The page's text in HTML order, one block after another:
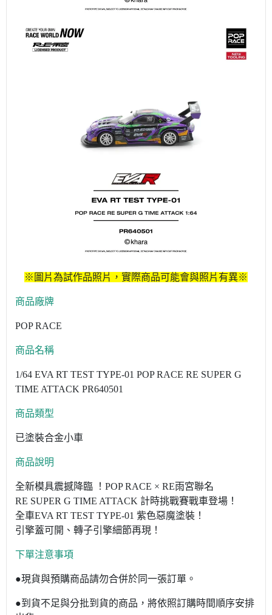
※圖片為試作品照片，實際商品可能會與照片有異※
商品廠牌
POP RACE
商品名稱
1/64 EVA RT TEST TYPE-01 POP RACE RE SUPER G
TIME ATTACK PR640501
商品類型
已塗裝合金小車
商品說明
全新模具震撼降臨 ！POP RACE × RE雨宮聯名
RE SUPER G TIME ATTACK 計時挑戰賽戰車登場！
全車EVA RT TEST TYPE-01 紫色惡魔塗裝！
引擎蓋可開、轉子引擎細節再現！
下單注意事項
●現貨與預購商品請勿合併於同一張訂單。
●到貨不足與分批到貨的商品，將依照訂購時間順序安排